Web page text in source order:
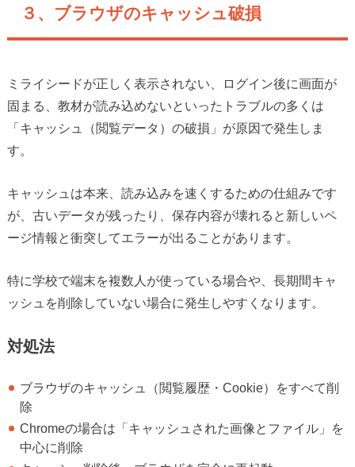
３、ブラウザのキャッシュ破損
ミライシードが正しく表示されない、ログイン後に画面が
固まる、教材が読み込めないといったトラブルの多くは
「キャッシュ（閲覧データ）の破損」が原因で発生しま
す。
キャッシュは本来、読み込みを速くするための仕組みです
が、古いデータが残ったり、保存内容が壊れると新しいペ
ージ情報と衝突してエラーが出ることがあります。
特に学校で端末を複数人が使っている場合や、長期間キャ
ッシュを削除していない場合に発生しやすくなります。
対処法
ブラウザのキャッシュ（閲覧履歴・Cookie）をすべて削
除
Chromeの場合は「キャッシュされた画像とファイル」を
中心に削除